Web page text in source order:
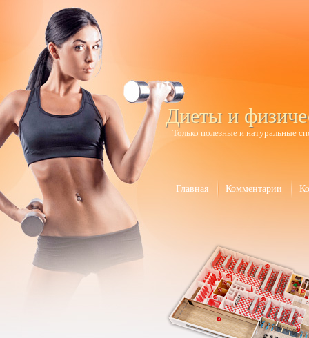
Диеты и
Только полезные и натуральные
Главная Комментарии